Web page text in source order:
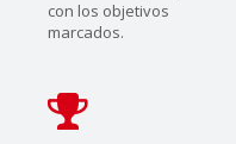
con los objetivos
marcados.